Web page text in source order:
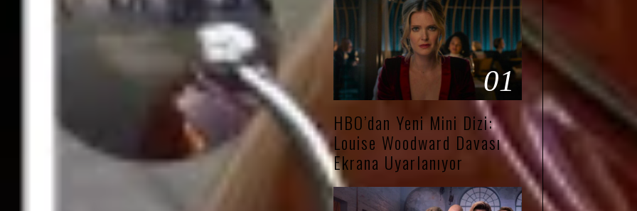
01
HBO’dan Yeni Mini Dizi:
Louise Woodward Davası
Ekrana Uyarlanıyor